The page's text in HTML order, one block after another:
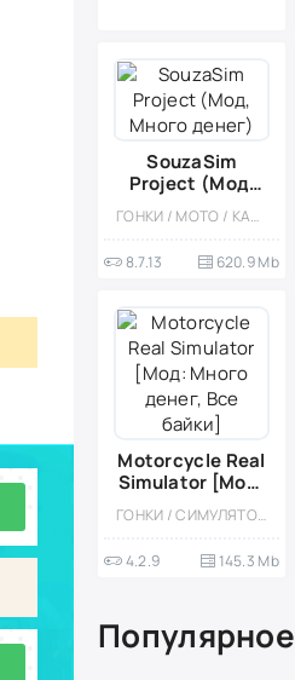
SouzaSim
Project (Мод,
Много денег) ГОНКИ / МОТО / КАЗУАЛЬНЫЕ / ОДНОПОЛЬЗОВАТЕЛЬСКИЕ / СТИЛИЗАЦИЯ / ОФЛАЙН / МОД / ВСТРОЕННЫЙ КЕШ / БОЛЬШАЯ / 3D
8.7.13 620.9 Mb
Motorcycle Real
Simulator [Мод:
Много денег,
Все байки]
ГОНКИ / СИМУЛЯТОРЫ / МОТО / КАЗУАЛЬНЫЕ / ОДНОПОЛЬЗОВАТЕЛЬСКИЕ / СТИЛИЗАЦИЯ / ОФЛАЙН / ВСТРОЕННЫЙ КЕШ / МОД / 3D / АРКАДЫ
4.2.9 145.3 Mb
Популярное